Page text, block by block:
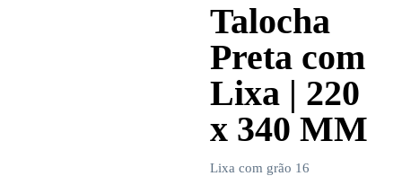
Talocha
Preta com
Lixa | 220
x 340 MM
Lixa com grão 16